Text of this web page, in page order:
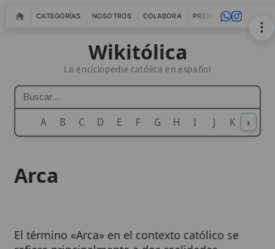
CATEGORÍAS NOSOTROS COLABORA PRENSA WEBMASTERS
Wikitólica
La enciclopedia católica en español
A B C D E F G H I J K L M
›
significativas: elArca de la AlianzadelAntiguo